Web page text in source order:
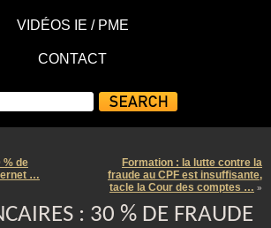
VIDÉOS IE / PME
CONTACT
% de
…
Formation : la lutte contre la
fraude au CPF est insuffisante,
tacle la Cour des comptes … »
: 30 % DE FRAUDE